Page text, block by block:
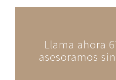
Llama ahora
asesoramos